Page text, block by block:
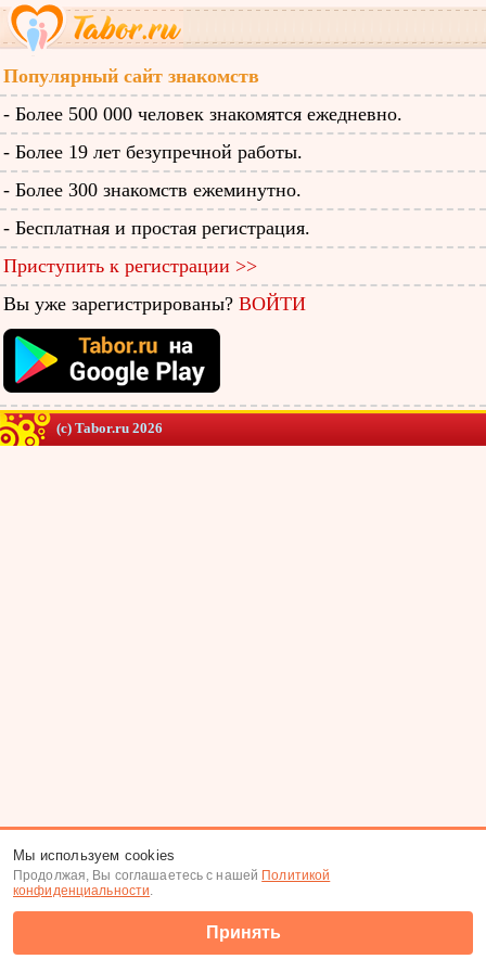
Популярный сайт знакомств
- Более 500 000 человек знакомятся ежедневно.
- Более 19 лет безупречной работы.
- Более 300 знакомств ежеминутно.
- Бесплатная и простая регистрация.
Приступить к регистрации >>
Вы уже зарегистрированы? ВОЙТИ
(c) Tabor.ru 2026
Мы используем cookies
Продолжая, Вы соглашаетесь с нашей Политикой
конфиденциальности.
Принять